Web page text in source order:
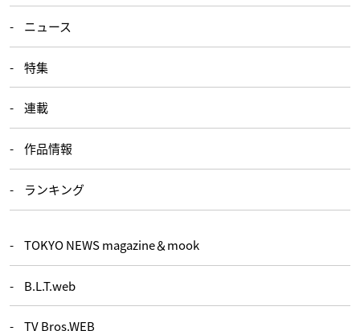
ニュース
特集
連載
作品情報
ランキング
TOKYO NEWS magazine＆mook
B.L.T.web
TV Bros.WEB